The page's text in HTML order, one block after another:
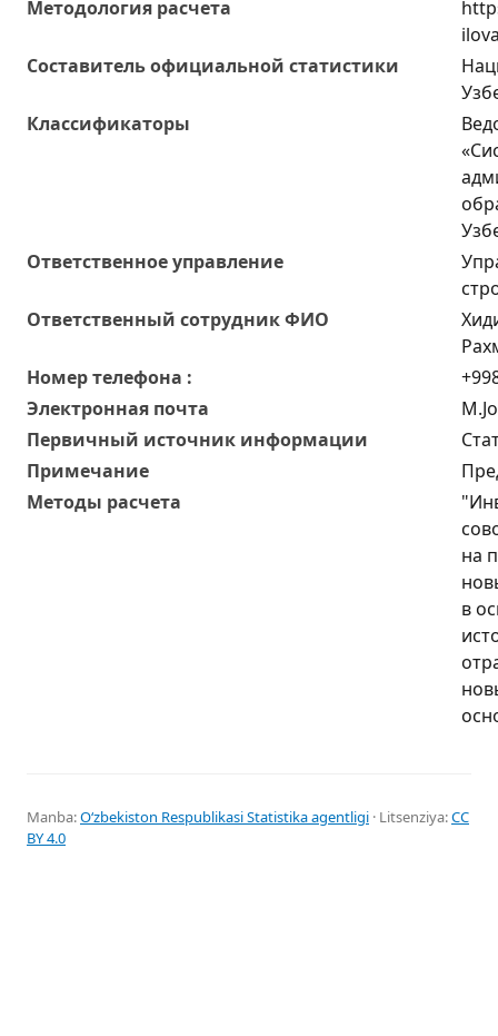
Методология расчета
Составитель официальной статистики
Классификаторы
Ответственное управление
Oтветственный сотрудник ФИО
Номер телефона :
Электронная почта
Первичный источник информации
Примечание
Методы расчета
на
в
Manba:Oʻzbekiston Respublikasi Statistika agentligi · Litsenziya:CC
BY 4.0